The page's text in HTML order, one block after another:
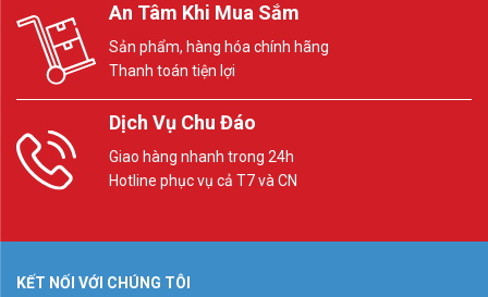
An Tâm Khi Mua Sắm
Sản phẩm, hàng hóa chính hãng
Thanh toán tiện lợi
Dịch Vụ Chu Đáo
Giao hàng nhanh trong 24h
Hotline phục vụ cả T7 và CN
KẾT NỐI VỚI CHÚNG TÔI